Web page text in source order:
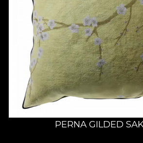
PERNA GILDED